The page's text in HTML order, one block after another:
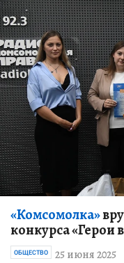
«Комсомолка»
конкурса «Герои
25 июня 2025
ОБЩЕСТВО